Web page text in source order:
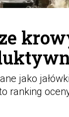
jako
ranking